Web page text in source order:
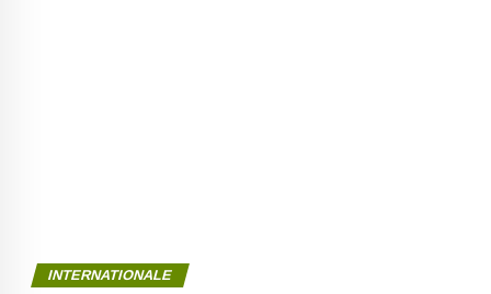
INTERNATIONALE